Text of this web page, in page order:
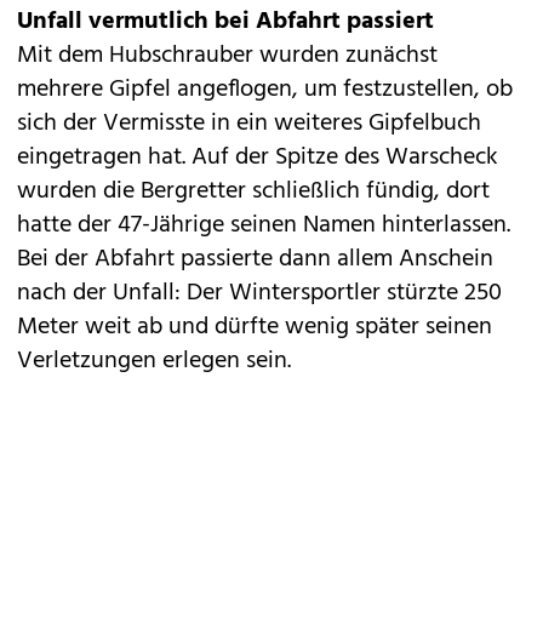
Unfall vermutlich bei Abfahrt passiert
Mit dem Hubschrauber wurden zunächst
mehrere Gipfel angeflogen, um festzustellen, ob
sich der Vermisste in ein weiteres Gipfelbuch
eingetragen hat. Auf der Spitze des Warscheck
wurden die Bergretter schließlich fündig, dort
hatte der 47-Jährige seinen Namen hinterlassen.
Bei der Abfahrt passierte dann allem Anschein
nach der Unfall: Der Wintersportler stürzte 250
Meter weit ab und dürfte wenig später seinen
Verletzungen erlegen sein.